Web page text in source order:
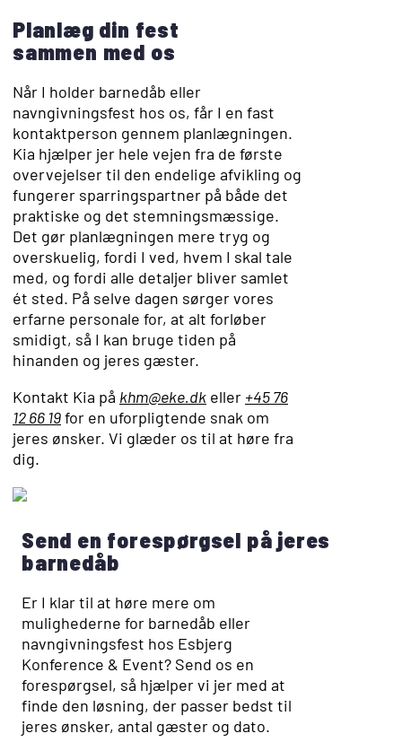
Planlæg din fest
sammen med os
Når I holder barnedåb eller
navngivningsfest hos os, får I en fast
kontaktperson gennem planlægningen.
Kia hjælper jer hele vejen fra de første
overvejelser til den endelige afvikling og
fungerer sparringspartner på både det
praktiske og det stemningsmæssige.
Det gør planlægningen mere tryg og
overskuelig, fordi I ved, hvem I skal tale
med, og fordi alle detaljer bliver samlet
ét sted. På selve dagen sørger vores
erfarne personale for, at alt forløber
smidigt, så I kan bruge tiden på
hinanden og jeres gæster.
Kontakt Kia på khm@eke.dk eller +45 76
12 66 19for en uforpligtende snak om
jeres ønsker. Vi glæder os til at høre fra
dig.
Send en forespørgsel på jeres
barnedåb
Er I klar til at høre mere om
mulighederne for barnedåb eller
navngivningsfest hos Esbjerg
Konference & Event? Send os en
forespørgsel, så hjælper vi jer med at
finde den løsning, der passer bedst til
jeres ønsker, antal gæster og dato.